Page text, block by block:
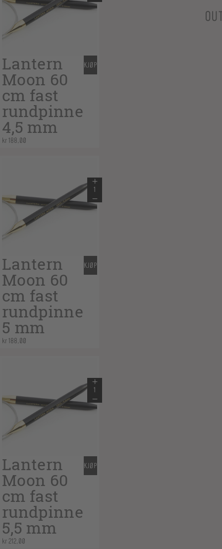
Lantern
Moon 60
cm fast
rundpinne
4,5 mm
kr188,00
KJØP
Lantern
Moon 60
cm fast
rundpinne
5 mm
kr188,00
KJØP
Lantern
Moon 60
cm fast
rundpinne
5,5 mm
kr 212,00
KJØP